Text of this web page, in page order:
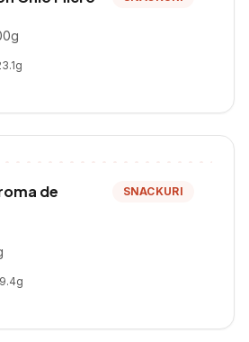
g
de
SNACKURI
g